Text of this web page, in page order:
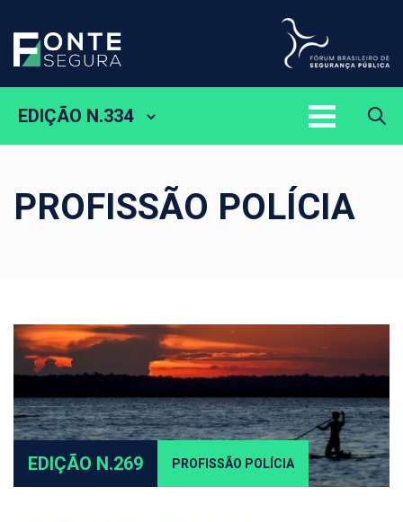
EDIÇÃO N.334
PROFISSÃO POLÍCIA
EDIÇÃO N.269 PROFISSÃO POLÍCIA